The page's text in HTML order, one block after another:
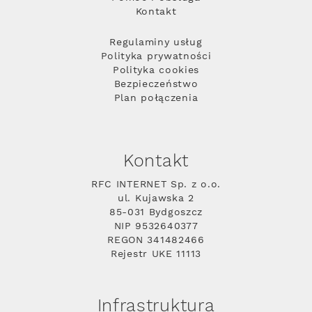
Kontakt
Regulaminy usług
Polityka prywatności
Polityka cookies
Bezpieczeństwo
Plan połączenia
Kontakt
RFC INTERNET Sp. z o.o.
ul. Kujawska 2
85-031 Bydgoszcz
NIP 9532640377
REGON 341482466
Rejestr UKE 11113
Infrastruktura